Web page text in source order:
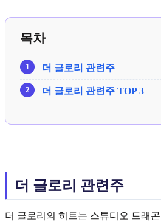
목차
더 글로리 관련주
더 글로리 관련주 TOP 3
더 글로리 관련주
더 글로리의 히트는 스튜디오 드래